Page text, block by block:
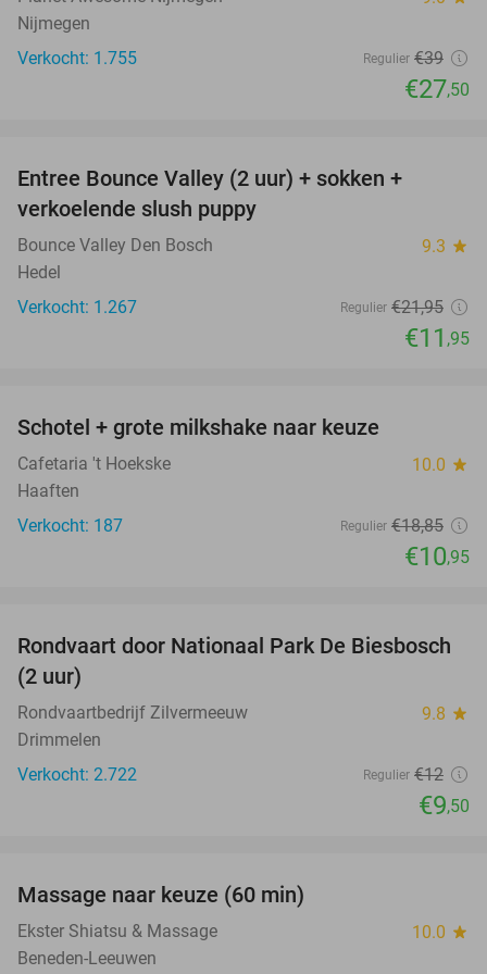
Nijmegen
Verkocht: 1.755
Regulier €39
€27,50
Entree Bounce Valley (2 uur) + sokken +
verkoelende slush puppy
Bounce Valley Den Bosch 9.3 star
Hedel
Verkocht: 1.267
Regulier €21,95
€11 ,95
Schotel + grote milkshake naar keuze
Cafetaria 't Hoekske 10.0 star
Haaften
Verkocht: 187
Regulier €18,85
€10,95
21%
Rondvaart door Nationaal Park De Biesbosch
(2 uur)
Rondvaartbedrijf Zilvermeeuw 9.8 star
Drimmelen
Verkocht: 2.722
Regulier €12
€9,50
Massage naar keuze (60 min)
Ekster Shiatsu & Massage 10.0 star
Beneden-Leeuwen